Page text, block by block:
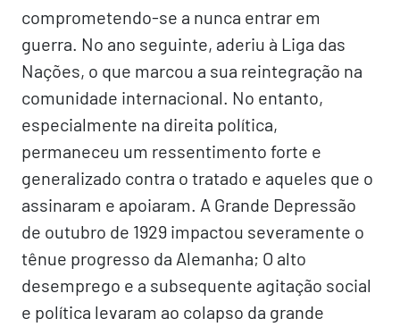
comprometendo-se a nunca entrar em
guerra. No ano seguinte, aderiu à Liga das
Nações, o que marcou a sua reintegração na
comunidade internacional. No entanto,
especialmente na direita política,
permaneceu um ressentimento forte e
generalizado contra o tratado e aqueles que o
assinaram e apoiaram. A Grande Depressão
de outubro de 1929 impactou severamente o
tênue progresso da Alemanha; O alto
desemprego e a subsequente agitação social
e política levaram ao colapso da grande